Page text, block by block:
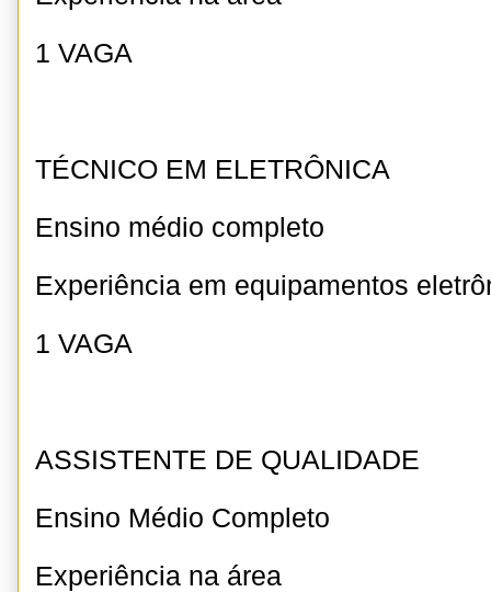
1 VAGA
TÉCNICO EM ELETRÔNICA
Ensino médio completo
Experiência em equipamentos
1 VAGA
ASSISTENTE DE QUALIDADE
Ensino Médio Completo
Experiência na área